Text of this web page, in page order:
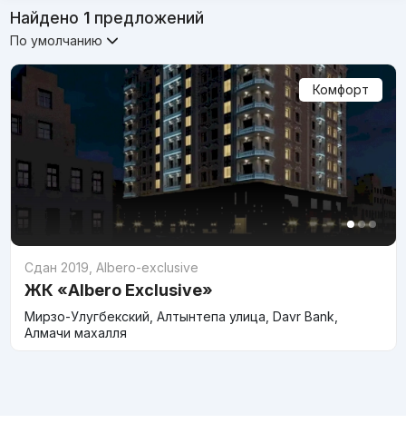
Найдено 1предложений
По умолчанию
Комфорт
Сдан 2019 Albero-exclusive
ЖК «Albero Exclusive»
Мирзо-Улугбекский, Алтынтепа улица, Davr Bank,
Алмачи махалля